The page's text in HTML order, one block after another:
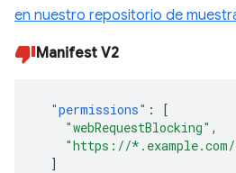
en nuestro repositorio de
Manifest V2
"permissions" :
[
"webRequestBlocking" ,
"https://
]